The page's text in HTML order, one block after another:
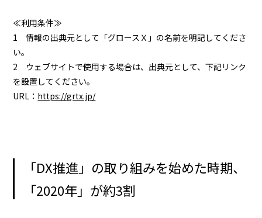
≪利用条件≫
1 情報の出典元として「グロースＸ」の名前を明記してくださ
い。
2 ウェブサイトで使用する場合は、出典元として、下記リンク
を設置してください。
URL： https://grtx.jp/
「DX推進」の取り組みを始めた時期、
「2020年」が約3割